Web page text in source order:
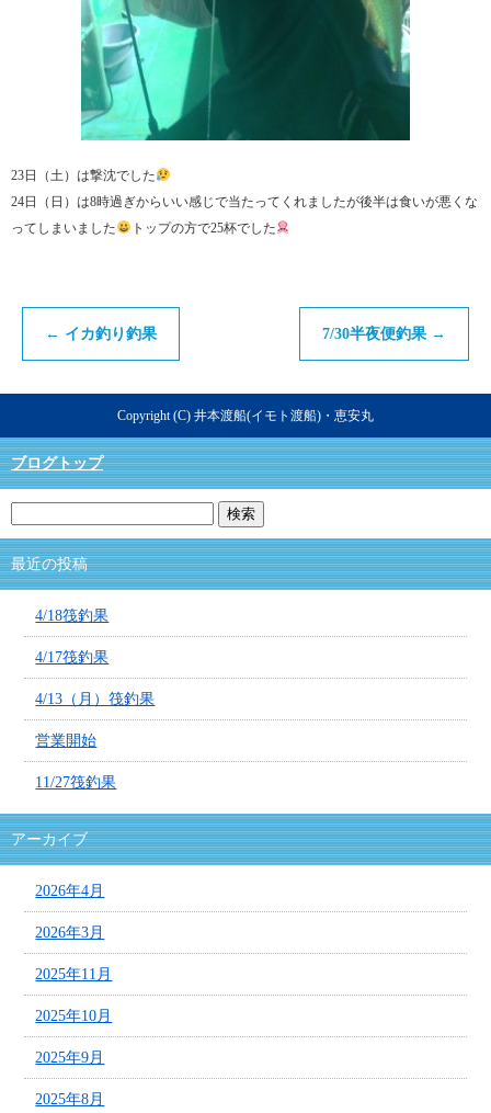
23日（土）は撃沈でした
24日（日）は8時過ぎからいい感じで当たってくれましたが後半は食いが悪くな
ってしまいました
トップの方で25杯でした
← イカ釣り釣果 7/30半夜便釣果 →
Copyright (C) 井本渡船(イモト渡船)・恵安丸
ブログトップ
最近の投稿
4/18筏釣果
4/17筏釣果
4/13（月）筏釣果
営業開始
11/27筏釣果
アーカイブ
2026年4月
2026年3月
2025年11月
2025年10月
2025年9月
2025年8月